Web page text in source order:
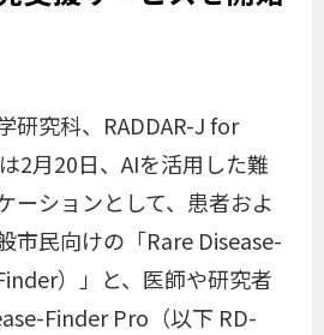
研究科、RADDAR-J for
2月20日、AIを活用した難
ーションとして、患者およ
市民向けの「Rare Disease-
）」と、医師や研究者
Finder Pro（以下 RD-